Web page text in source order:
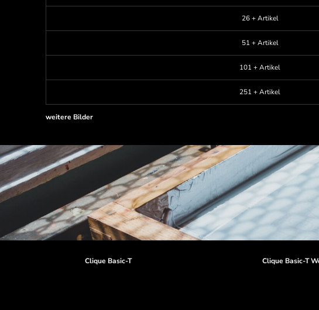
26 + Artikel
51 + Artikel
101 + Artikel
251 + Artikel
weitere Bilder
Clique Basic-T Clique Basic-T